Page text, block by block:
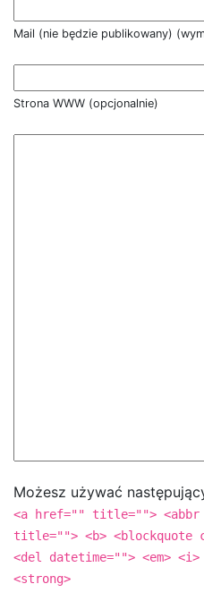
Mail (nie będzie publikowany)
Strona WWW (opcjonalnie)
Możesz używać
<a href="" title=""> <abbr
title=""> <b> <blockquote
<del datetime=""> <em>
<strong>